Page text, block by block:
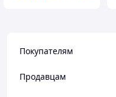
Покупателям
Продавцам